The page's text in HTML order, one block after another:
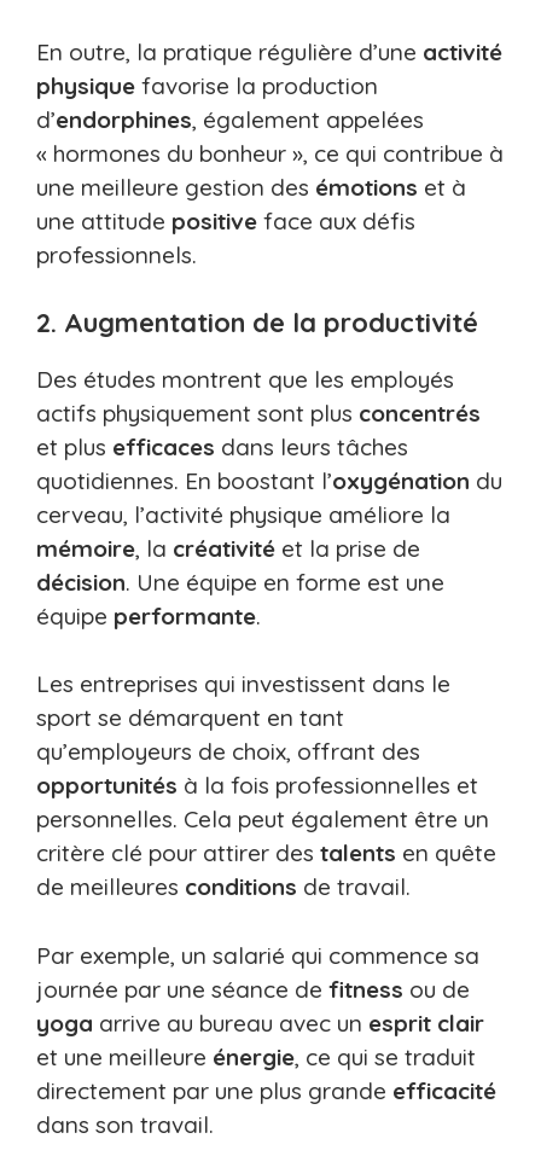
En outre, la pratique régulière d’une activité
physique favorise la production
d’endorphines, également appelées
« hormones du bonheur », ce qui contribue à
une meilleure gestion des émotions et à
une attitude positive face aux défis
professionnels.
2. Augmentation de la productivité
Des études montrent que les employés
actifs physiquement sont plus concentrés
et plus efficaces dans leurs tâches
quotidiennes. En boostant l’oxygénation du
cerveau, l’activité physique améliore la
mémoire, la créativité et la prise de
décision. Une équipe en forme est une
équipe performante.
Les entreprises qui investissent dans le
sport se démarquent en tant
qu’employeurs de choix, offrant des
opportunités à la fois professionnelles et
personnelles. Cela peut également être un
critère clé pour attirer des talents en quête
de meilleures conditions de travail.
Par exemple, un salarié qui commence sa
journée par une séance de fitness ou de
yoga arrive au bureau avec un esprit clair
et une meilleure énergie, ce qui se traduit
directement par une plus grande efficacité
dans son travail.